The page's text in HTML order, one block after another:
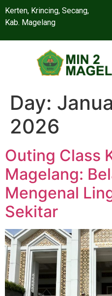
Kerten, Krincing, Secang,
Kab. Magelang
Day:
2026
Outing Class
Magelang:
Mengenal
Sekitar